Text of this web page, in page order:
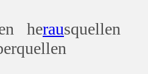
herausquellen